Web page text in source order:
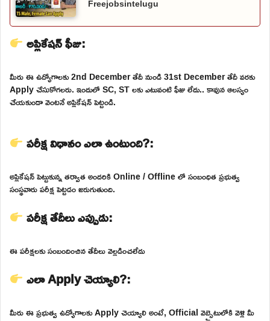
Freejobsintelugu
అప్లికేషన్ ఫీజు:
మీరు ఈ ఉద్యోగాలకు 2nd December తేదీ నుండి 31st December తేదీ వరకు
Apply చేసుకోగలరు. ఇందులో SC, ST లకు ఎటువంటి ఫీజు లేదు.. కావున ఆలస్యం
చేయకుండా వెంటనే అప్లికేషన్ పెట్టండి.
పరీక్ష విధానం ఎలా ఉంటుంది?:
అప్లికేషన్ పెట్టుకున్న తర్వాత అందరికి Online / Offline లో సంబంధిత ప్రభుత్వ
సంస్థవారు పరీక్ష పెట్టడం జరుగుతుంది.
పరీక్ష తేదీలు ఎప్పుడు:
ఈ పరీక్షలకు సంబందించిన తేదీలు వెల్లడించలేదు
ఎలా Apply చెయ్యాలి?:
మీరు ఈ ప్రభుత్వ ఉద్యోగాలకు Apply చెయ్యాలి అంటే, Official వెబ్సైటులోకి వెళ్లి మీ